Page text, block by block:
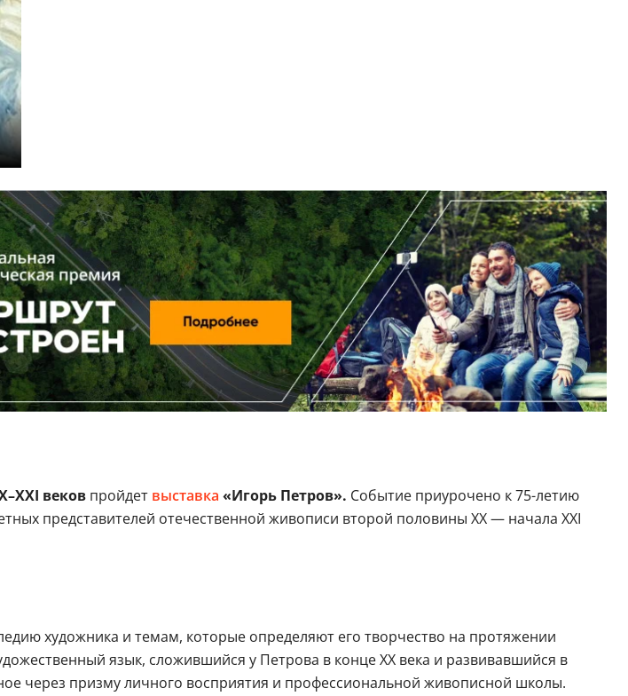
вековпройдет выставка «Игорь Петров». Событие приурочено к 75-летию
представителей отечественной живописи второй половины XX — начала XXI
художника и темам, которые определяют его творчество на протяжении
язык, сложившийся у Петрова в конце XX века и развивавшийся в
через призму личного восприятия и профессиональной живописной школы.